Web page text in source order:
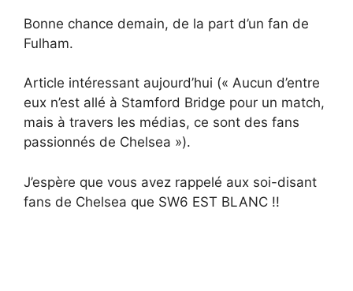
Bonne chance demain, de la part d’un fan de
Fulham.
Article intéressant aujourd’hui (« Aucun d’entre
eux n’est allé à Stamford Bridge pour un match,
mais à travers les médias, ce sont des fans
passionnés de Chelsea »).
J’espère que vous avez rappelé aux soi-disant
fans de Chelsea que SW6 EST BLANC !!